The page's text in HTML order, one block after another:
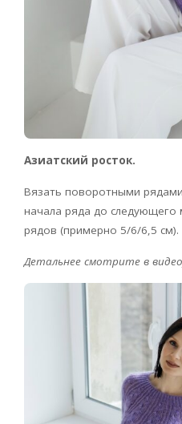
Азиатский росток.
Вязать поворотными
начала ряда до следующего
рядов (примерно 5/6/6,5 см).
Детальнее смотрите в